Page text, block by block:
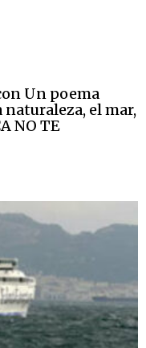
Un poema
naturaleza, el mar,
NO TE